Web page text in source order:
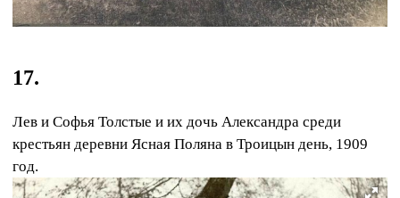
17.
Лев и Софья Толстые и их дочь Александра среди
крестьян деревни Ясная Поляна в Троицын день, 1909
год.